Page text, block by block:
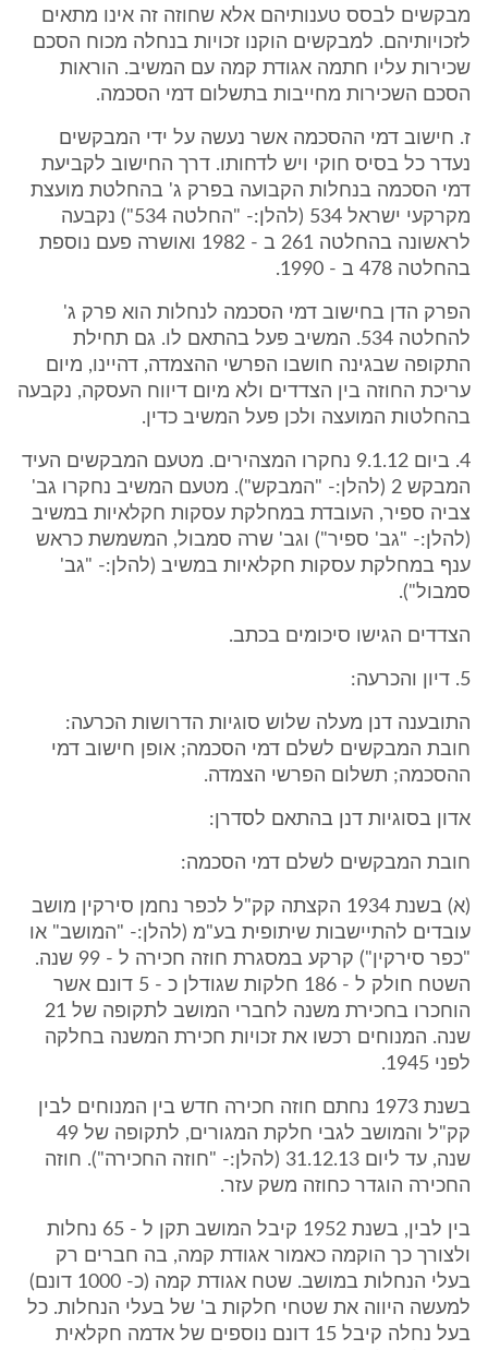
מבקשים לבסס טענותיהם אלא שחוזה זה אינו מתאים
לזכויותיהם. למבקשים הוקנו זכויות בנחלה מכוח הסכם
שכירות עליו חתמה אגודת קמה עם המשיב. הוראות
הסכם השכירות מחייבות בתשלום דמי הסכמה.
ז. חישוב דמי ההסכמה אשר נעשה על ידי המבקשים
נעדר כל בסיס חוקי ויש לדחותו. דרך החישוב לקביעת
דמי הסכמה בנחלות הקבועה בפרק ג' בהחלטת מועצת
מקרקעי ישראל 534 (להלן:- "החלטה 534") נקבעה
לראשונה בהחלטה 261 ב - 1982 ואושרה פעם נוספת
בהחלטה 478 ב - 1990.
הפרק הדן בחישוב דמי הסכמה לנחלות הוא פרק ג'
להחלטה 534. המשיב פעל בהתאם לו. גם תחילת
התקופה שבגינה חושבו הפרשי ההצמדה, דהיינו, מיום
עריכת החוזה בין הצדדים ולא מיום דיווח העסקה, נקבעה
בהחלטות המועצה ולכן פעל המשיב כדין.
4. ביום 9.1.12 נחקרו המצהירים. מטעם המבקשים העיד
המבקש 2 (להלן:- "המבקש"). מטעם המשיב נחקרו גב'
צביה ספיר, העובדת במחלקת עסקות חקלאיות במשיב
(להלן:- "גב' ספיר") וגב' שרה סמבול, המשמשת כראש
ענף במחלקת עסקות חקלאיות במשיב (להלן:- "גב'
סמבול").
הצדדים הגישו סיכומים בכתב.
5. דיון והכרעה:
התובענה דנן מעלה שלוש סוגיות הדרושות הכרעה:
חובת המבקשים לשלם דמי הסכמה; אופן חישוב דמי
ההסכמה; תשלום הפרשי הצמדה.
אדון בסוגיות דנן בהתאם לסדרן:
חובת המבקשים לשלם דמי הסכמה:
(א) בשנת 1934 הקצתה קק"ל לכפר נחמן סירקין מושב
עובדים להתיישבות שיתופית בע"מ (להלן:- "המושב" או
"כפר סירקין") קרקע במסגרת חוזה חכירה ל - 99 שנה.
השטח חולק ל - 186 חלקות שגודלן כ - 5 דונם אשר
הוחכרו בחכירת משנה לחברי המושב לתקופה של 21
שנה. המנוחים רכשו את זכויות חכירת המשנה בחלקה
לפני 1945.
בשנת 1973 נחתם חוזה חכירה חדש בין המנוחים לבין
קק"ל והמושב לגבי חלקת המגורים, לתקופה של 49
שנה, עד ליום 31.12.13 (להלן:- "חוזה החכירה"). חוזה
החכירה הוגדר כחוזה משק עזר.
בין לבין, בשנת 1952 קיבל המושב תקן ל - 65 נחלות
ולצורך כך הוקמה כאמור אגודת קמה, בה חברים רק
בעלי הנחלות במושב. שטח אגודת קמה (כ- 1000 דונם)
למעשה היווה את שטחי חלקות ב' של בעלי הנחלות. כל
בעל נחלה קיבל 15 דונם נוספים של אדמה חקלאית